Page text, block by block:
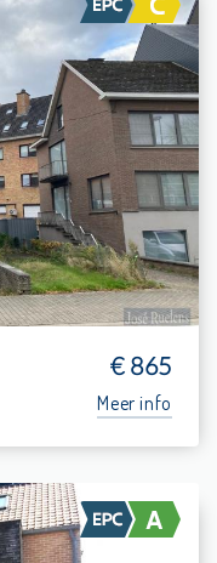
m²
€ 865
Meer info